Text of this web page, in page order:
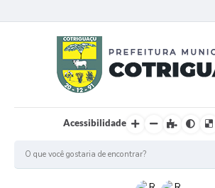
Acessibilidade